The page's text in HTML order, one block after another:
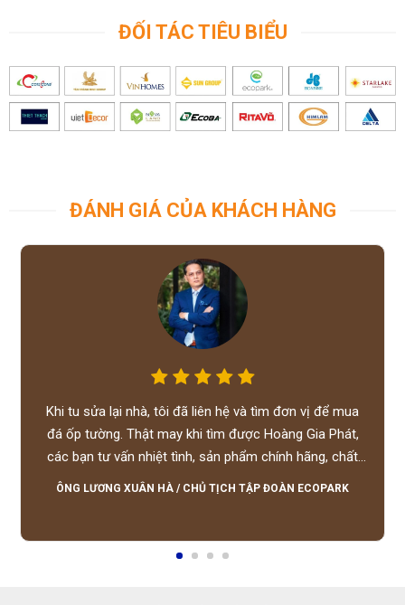
ĐỐI TÁC TIÊU BIỂU
ĐÁNH GIÁ CỦA KHÁCH HÀNG
Khi tu sửa lại nhà, tôi đã liên hệ và tìm đơn vị để mua
đá ốp tường. Thật may khi tìm được Hoàng Gia Phát,
các bạn tư vấn nhiệt tình, sản phẩm chính hãng, chất
lượng tốt, giá hợp lý, hỗ trợ tận tình.
ÔNG LƯƠNG XUÂN HÀ / CHỦ TỊCH TẬP ĐOÀN ECOPARK